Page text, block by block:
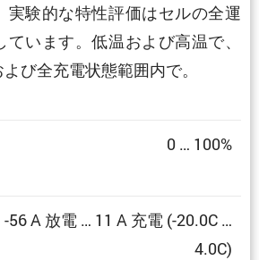
実験的な特性評価はセルの全運
います。低温および高温で、
び全充電状態範囲内で。
0 … 100%
-56 A 放電 … 11 A 充電 (-20.0C …
4.0C)